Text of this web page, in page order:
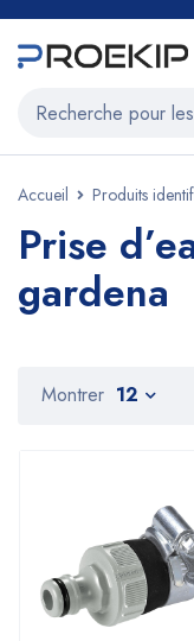
Accueil Produits
Prise
gardena
Montrer 12